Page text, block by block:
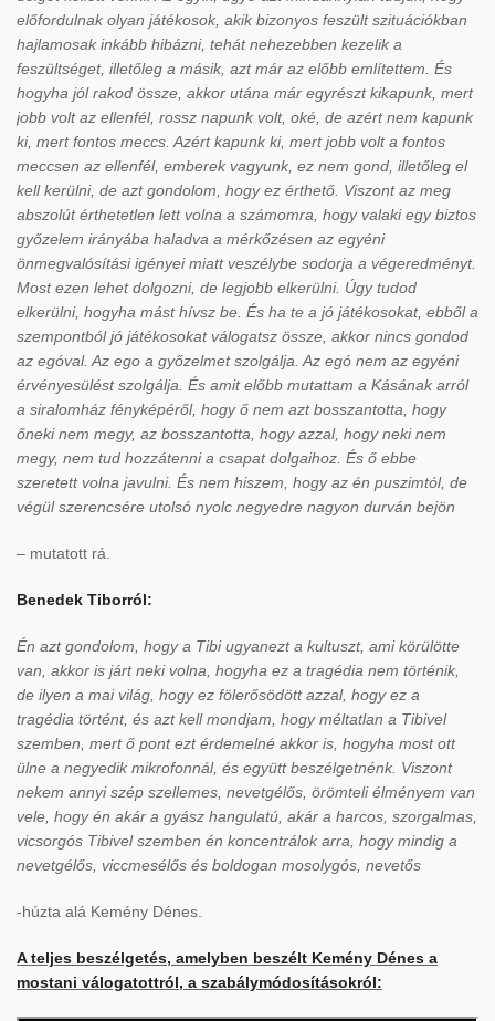
előfordulnak olyan játékosok, akik bizonyos feszült szituációkban
hajlamosak inkább hibázni, tehát nehezebben kezelik a
feszültséget, illetőleg a másik, azt már az előbb említettem. És
hogyha jól rakod össze, akkor utána már egyrészt kikapunk, mert
jobb volt az ellenfél, rossz napunk volt, oké, de azért nem kapunk
ki, mert fontos meccs. Azért kapunk ki, mert jobb volt a fontos
meccsen az ellenfél, emberek vagyunk, ez nem gond, illetőleg el
kell kerülni, de azt gondolom, hogy ez érthető. Viszont az meg
abszolút érthetetlen lett volna a számomra, hogy valaki egy biztos
győzelem irányába haladva a mérkőzésen az egyéni
önmegvalósítási igényei miatt veszélybe sodorja a végeredményt.
Most ezen lehet dolgozni, de legjobb elkerülni. Úgy tudod
elkerülni, hogyha mást hívsz be. És ha te a jó játékosokat, ebből a
szempontból jó játékosokat válogatsz össze, akkor nincs gondod
az egóval. Az ego a győzelmet szolgálja. Az egó nem az egyéni
érvényesülést szolgálja. És amit előbb mutattam a Kásának arról
a siralomház fényképéről, hogy ő nem azt bosszantotta, hogy
őneki nem megy, az bosszantotta, hogy azzal, hogy neki nem
megy, nem tud hozzátenni a csapat dolgaihoz. És ő ebbe
szeretett volna javulni. És nem hiszem, hogy az én puszimtól, de
végül szerencsére utolsó nyolc negyedre nagyon durván bejön
– mutatott rá.
Benedek Tiborról:
Én azt gondolom, hogy a Tibi ugyanezt a kultuszt, ami körülötte
van, akkor is járt neki volna, hogyha ez a tragédia nem történik,
de ilyen a mai világ, hogy ez fölerősödött azzal, hogy ez a
tragédia történt, és azt kell mondjam, hogy méltatlan a Tibivel
szemben, mert ő pont ezt érdemelné akkor is, hogyha most ott
ülne a negyedik mikrofonnál, és együtt beszélgetnénk. Viszont
nekem annyi szép szellemes, nevetgélős, örömteli élményem van
vele, hogy én akár a gyász hangulatú, akár a harcos, szorgalmas,
vicsorgós Tibivel szemben én koncentrálok arra, hogy mindig a
nevetgélős, viccmesélős és boldogan mosolygós, nevetős
-húzta alá Kemény Dénes.
A teljes beszélgetés, amelyben beszélt Kemény Dénes a
mostani válogatottról, a szabálymódosításokról: